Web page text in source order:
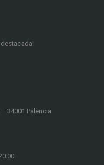
34001 Palencia